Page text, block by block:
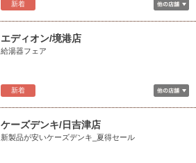
新着
新着
エディオン/境港店
給湯器フェア
ケーズデンキ/日吉津店
新製品が安いケーズデンキ_夏得セール